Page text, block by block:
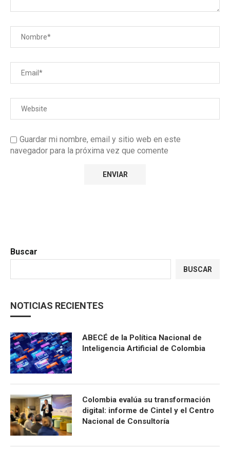
Guardar mi nombre, email y sitio web en este
navegador para la próxima vez que comente
Buscar
BUSCAR
NOTICIAS RECIENTES
ABECÉ de la Política Nacional de
Inteligencia Artificial de Colombia
Colombia evalúa su transformación
digital: informe de Cintel y el Centro
Nacional de Consultoría